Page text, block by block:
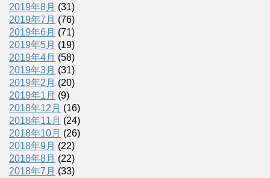
2019年8月 (31)
2019年7月 (76)
2019年6月 (71)
2019年5月 (19)
2019年4月 (58)
2019年3月 (31)
2019年2月 (20)
2019年1月 (9)
2018年12月 (16)
2018年11月 (24)
2018年10月 (26)
2018年9月 (22)
2018年8月 (22)
2018年7月 (33)